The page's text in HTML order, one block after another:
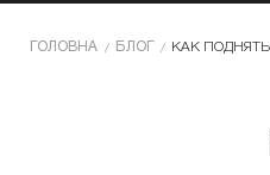
ГОЛОВНА БЛОГ КАК